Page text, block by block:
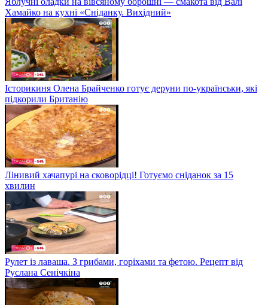
Хамайко на кухні «Сніданку. Вихідний»
Історикиня Олена Брайченко готує деруни по-українськи, які
підкорили Британію
Лінивий хачапурі на сковорідці! Готуємо сніданок за 15
хвилин
Рулет із лаваша. З грибами, горіхами та фетою. Рецепт від
Руслана Сенічкіна